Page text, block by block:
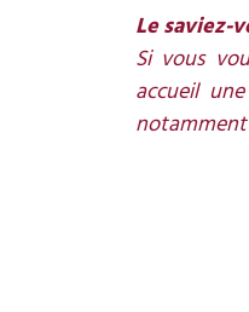
Le saviez-
Si vous
accueil